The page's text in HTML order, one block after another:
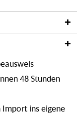
48 Stunden
Import ins eigene